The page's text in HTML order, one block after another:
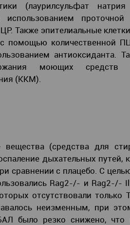
(лаурилсульфат
использованием проточной
Также эпителиальные
помощью количественной
антиоксиданта.
моющих средств
(ККМ).
вещества (средства для
дыхательных
сравнении с плацебо. С
Rag2-/- и
отсутствовали только
неизменным, при
было резко снижено, что